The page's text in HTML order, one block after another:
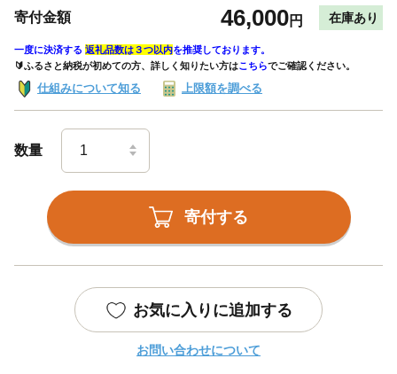
寄付金額 46,000円 在庫あり
一度に決済する 返礼品数は３つ以内を推奨しております。
🔰ふるさと納税が初めての方、詳しく知りたい方はこちらでご確認ください。
仕組みについて知る 上限額を調べる
数量
寄付する
お気に入りに追加する
お問い合わせについて